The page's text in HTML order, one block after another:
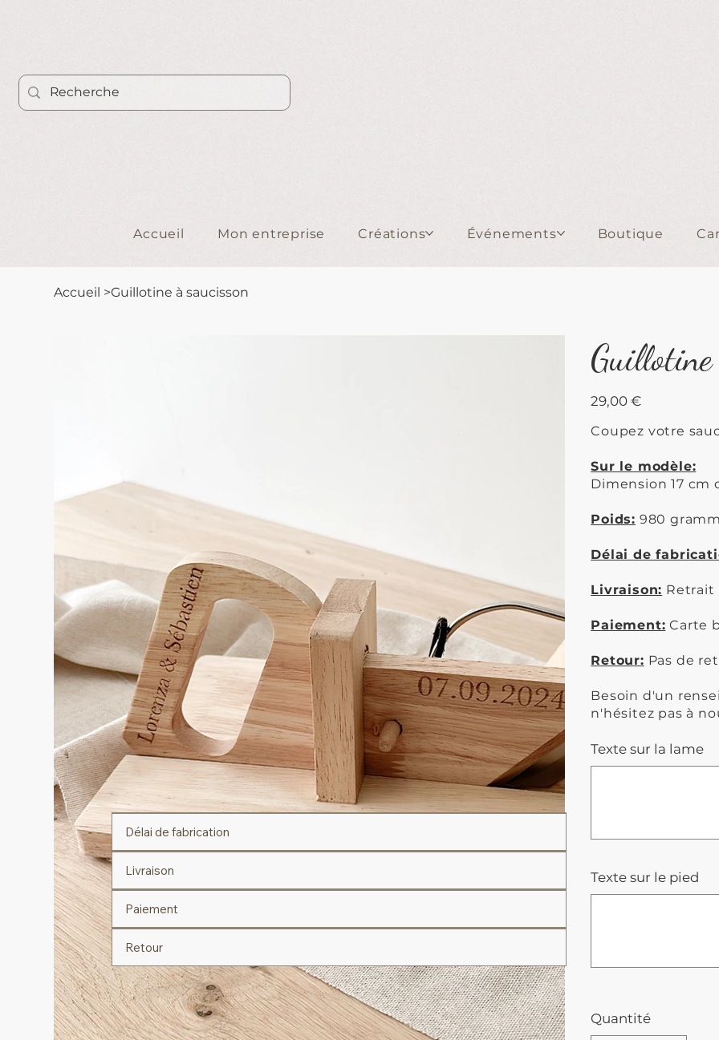
Accueil Mon entreprise Créations Événements Boutique
Accueil >Guillotine à saucisson
Guillotine
29,00 €
Coupez votre
Sur le modèle:
Dimension 17 cm
Poids: 980
Délai de
Livraison: Retrait
Paiement: Carte
Retour: Pas de
Besoin d'un
n'hésitez pas à
Texte sur la lame
Texte sur le pied
Quantité
Délai de fabrication
Livraison
Paiement
Retour